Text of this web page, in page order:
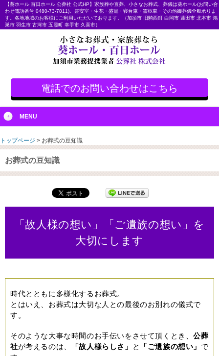
【葵ホール 百日ホール 公葬社 公式HP】家族葬や直葬、小さなお葬式、葬儀は葵ホール(お問い合
わせ電話番号 0480-73-7811)。霊安室・生花・盛籠・寝台車・霊柩車・その他御葬儀全般承りま
す。各地地域のお客様にご利用いただいております。（加須市 旧騎西町 白岡市 蓮田市 北本市 鴻
巣市 羽生市 古河市 五霞町 幸手市 久喜市）
電話でのお問い合わせはこちら
MENU
トップページ > お葬式の豆知識
お葬式の豆知識
「故人様の想い」「ご遺族の想い」を
大切にします
時代とともに多様化するお葬式。
とはいえ、お葬式は大切な人との最後のお別れの儀式で
す。
そのような大事な時間のお手伝いをさせて頂くとき、公葬
社が考えるのは、 「故人様らしさ」 と 「ご遺族の想い」 で